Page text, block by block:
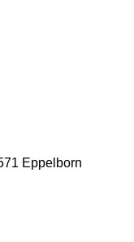
Eppelborn